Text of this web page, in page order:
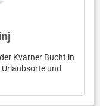
Kvarner Bucht in
Urlaubsorte und